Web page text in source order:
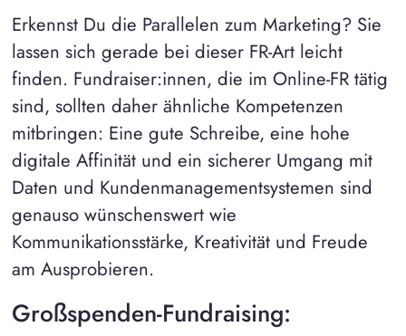
Erkennst Du die Parallelen zum Marketing? Sie
lassen sich gerade bei dieser FR-Art leicht
finden. Fundraiser:innen, die im Online-FR tätig
sind, sollten daher ähnliche Kompetenzen
mitbringen: Eine gute Schreibe, eine hohe
digitale Affinität und ein sicherer Umgang mit
Daten und Kundenmanagementsystemen sind
genauso wünschenswert wie
Kommunikationsstärke, Kreativität und Freude
am Ausprobieren.
Großspenden-Fundraising: